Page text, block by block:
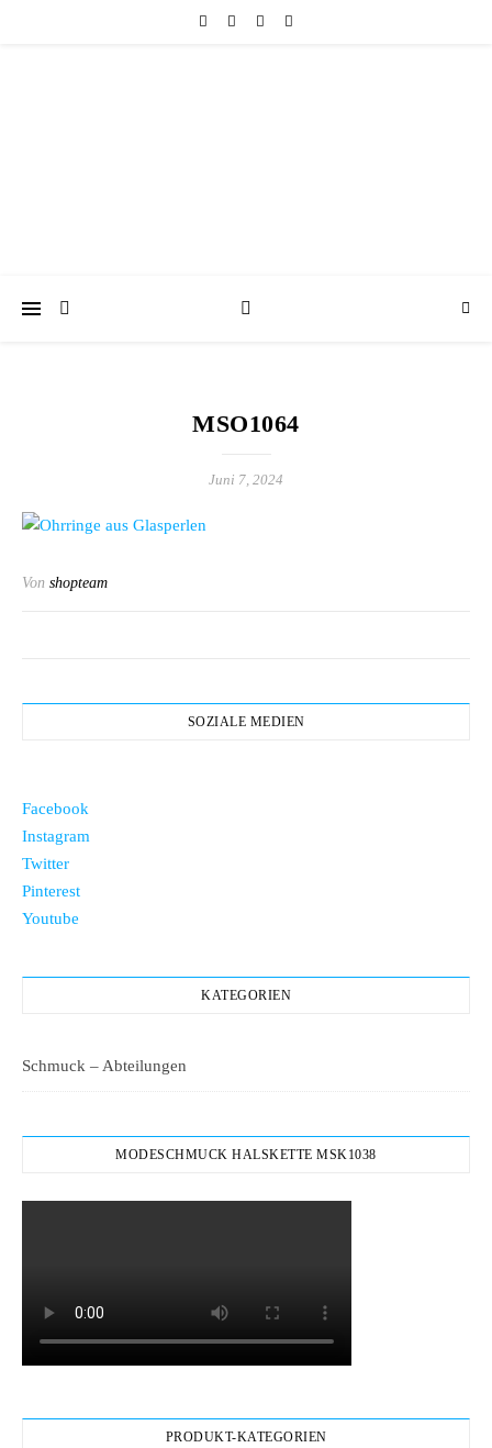
MSO1064
Juni 7, 2024
Von shopteam
SOZIALE MEDIEN
Facebook
Instagram
Twitter
Pinterest
Youtube
KATEGORIEN
Schmuck – Abteilungen
MODESCHMUCK HALSKETTE MSK1038
PRODUKT-KATEGORIEN